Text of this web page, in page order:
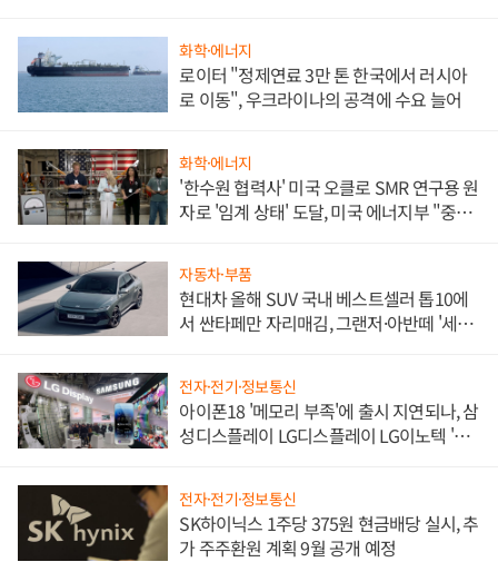
화학·에너지
로이터 "정제연료 3만 톤 한국에서 러시아
로 이동", 우크라이나의 공격에 수요 늘어
화학·에너지
'한수원 협력사' 미국 오클로 SMR 연구용 원
자로 '임계 상태' 도달, 미국 에너지부 "중요
자동차·부품
현대차 올해 SUV 국내 베스트셀러 톱10에
서 싼타페만 자리매김, 그랜저·아반떼 '세단
전자·전기·정보통신
아이폰18 '메모리 부족'에 출시 지연되나, 삼
성디스플레이 LG디스플레이 LG이노텍 '탈
전자·전기·정보통신
SK하이닉스 1주당 375원 현금배당 실시, 추
가 주주환원 계획 9월 공개 예정